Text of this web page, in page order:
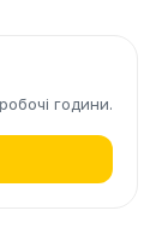
години.